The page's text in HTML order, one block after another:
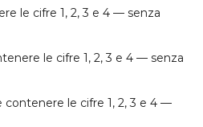
le cifre 1, 2, 3 e 4 — senza
le cifre 1, 2, 3 e 4 — senza
contenere le cifre 1, 2, 3 e 4 —